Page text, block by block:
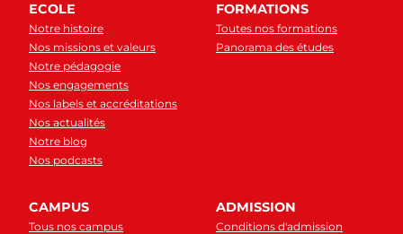
ECOLE
Notre histoire
Nos missions et valeurs
Notre pédagogie
Nos engagements
Nos labels et accréditations
Nos actualités
Notre blog
Nos podcasts
FORMATIONS
Toutes nos formations
Panorama des études
CAMPUS
Tous nos campus
ADMISSION
Conditions d'admission